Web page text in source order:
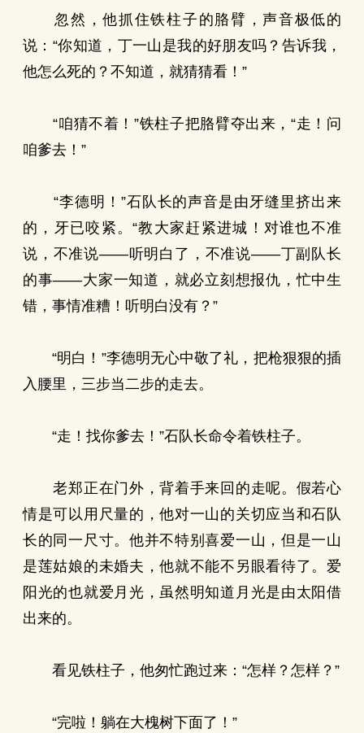
忽然，他抓住铁柱子的胳臂，声音极低的
说：“你知道，丁一山是我的好朋友吗？告诉我，
他怎么死的？不知道，就猜猜看！”
“咱猜不着！”铁柱子把胳臂夺出来，“走！问
咱爹去！”
“李德明！”石队长的声音是由牙缝里挤出来
的，牙已咬紧。“教大家赶紧进城！对谁也不准
说，不准说——听明白了，不准说——丁副队长
的事——大家一知道，就必立刻想报仇，忙中生
错，事情准糟！听明白没有？”
“明白！”李德明无心中敬了礼，把枪狠狠的插
入腰里，三步当二步的走去。
“走！找你爹去！”石队长命令着铁柱子。
老郑正在门外，背着手来回的走呢。假若心
情是可以用尺量的，他对一山的关切应当和石队
长的同一尺寸。他并不特别喜爱一山，但是一山
是莲姑娘的未婚夫，他就不能不另眼看待了。爱
阳光的也就爱月光，虽然明知道月光是由太阳借
出来的。
看见铁柱子，他匆忙跑过来：“怎样？怎样？”
“完啦！躺在大槐树下面了！”